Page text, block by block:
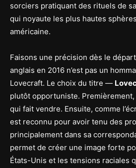
sorciers pratiquant des rituels de
qui noyaute les plus hautes
américaine.
Faisons une précision dès le
anglais en 2016 n’est pas un
Lovecraft. Le choix du titre —
plutôt opportuniste.
qui fait vendre. Ensuite, comme
est reconnu pour avoir tenu des
principalement dans sa
permet de créer une image forte
États-Unis et les tensions raciales